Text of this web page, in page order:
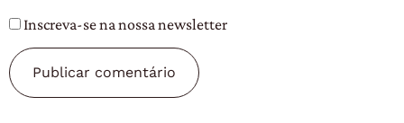
Inscreva-se na nossa newsletter